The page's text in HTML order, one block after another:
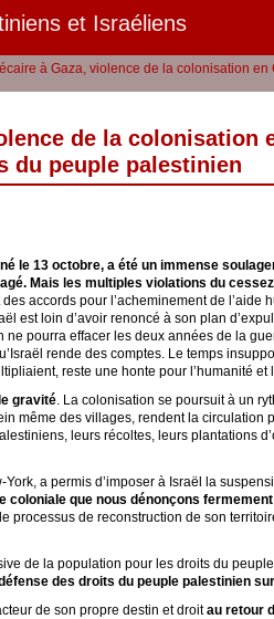
et Israéliens
à Gaza, violence de la colonisation
de la
du peuple palestinien
le 13 octobre, a été un immense
Mais les multiples violations du
accords pour l’acheminement de l’aide
est loin d’avoir renoncé à son plan
ne pourra effacer les deux années de la
rende des comptes. Le temps
reste une honte pour l’humanité
gravité. La colonisation se poursuit à un
même des villages, rendent la
leurs récoltes, leurs plantations
a permis d’imposer à Israël la
coloniale que nous dénonçons fermement
processus de reconstruction de son
de la population pour les droits du
des droits du peuple palestinien
de son propre destin et droitau retour